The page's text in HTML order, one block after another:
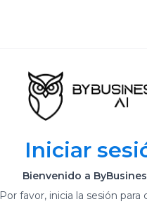
Iniciar
Bienvenido a
Por favor, inicia la sesión para